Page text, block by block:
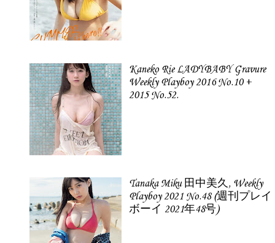
Kaneko Rie LADYBABY Gravure
Weekly Playboy 2016 No.10 +
2015 No.52.
Tanaka Miku 田中美久, Weekly
Playboy 2021 No.48 (週刊プレイ
ボーイ 2021年48号)